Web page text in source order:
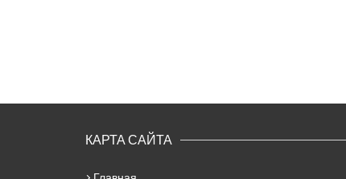
КАРТА САЙТА